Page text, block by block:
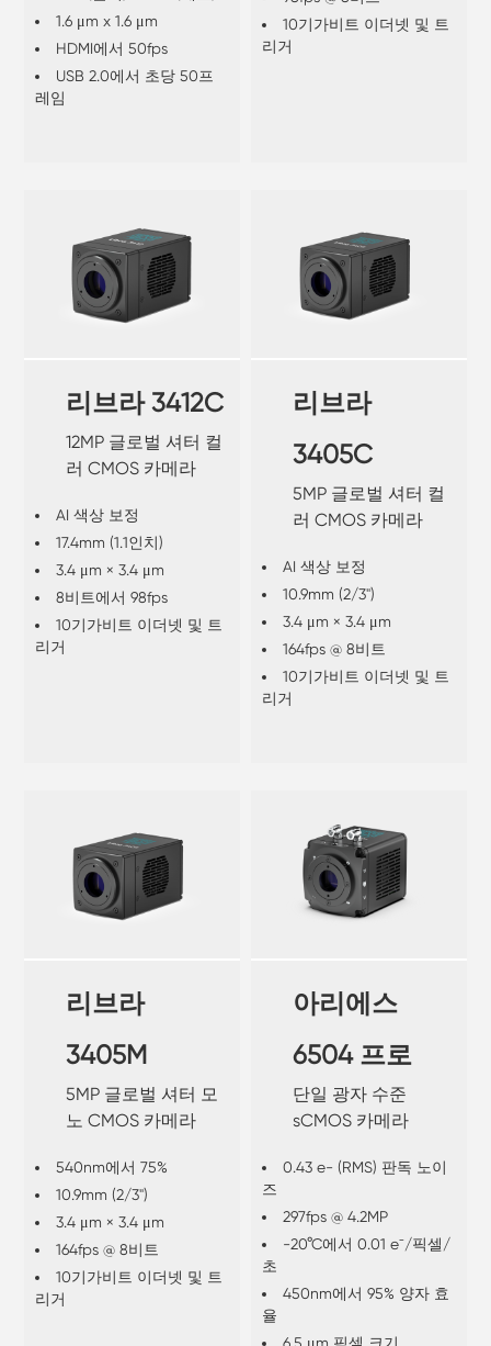
1.6 μm x 1.6 μm
HDMI에서 50fps
USB 2.0에서 초당 50프
레임
10기가비트 이더넷 및 트
리거
리브라 3412C
12MP 글로벌 셔터 컬
러 CMOS 카메라
AI 색상 보정
17.4mm (1.1인치)
3.4 μm × 3.4 μm
8비트에서 98fps
10기가비트 이더넷 및 트
리거
리브라
3405C
5MP 글로벌 셔터 컬
러 CMOS 카메라
AI 색상 보정
10.9mm (2/3")
3.4 μm × 3.4 μm
164fps @ 8비트
10기가비트 이더넷 및 트
리거
리브라
3405M
5MP 글로벌 셔터 모
노 CMOS 카메라
540nm에서 75%
10.9mm (2/3")
3.4 μm × 3.4 μm
164fps @ 8비트
10기가비트 이더넷 및 트
리거
아리에스
6504 프로
단일 광자 수준
sCMOS 카메라
0.43 e- (RMS) 판독 노이
즈
297fps @ 4.2MP
-20°C에서 0.01 e⁻/픽셀/
초
450nm에서 95% 양자 효
율